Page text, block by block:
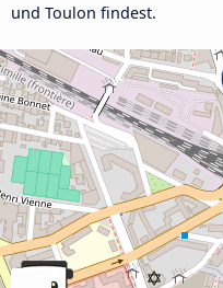
und Toulon findest.